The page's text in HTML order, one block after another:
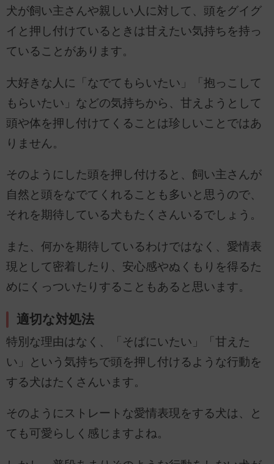
犬が飼い主さんや親しい人に対して、頭をグイグ
イと押し付けているときは甘えたい気持ちを持っ
ていることがあります。
大好きな人に「なでてもらいたい」「抱っこして
もらいたい」などの気持ちから、甘えようとして
頭や体を押し付けてくることは珍しいことではあ
りません。
そのようにした頭を押し付けると、飼い主さんが
自然と頭をなでてくれることも多いと思うので、
それを期待している犬もたくさんいるでしょう。
また、何かを期待しているわけではなく、愛情表
現として密着したり、安心感やぬくもりを得るた
めにくっついたりすることもあると思います。
適切な対処法
特別な理由はなく、「そばにいたい」「甘えた
い」という気持ちで頭を押し付けるような行動を
する犬はたくさんいます。
そのようにストレートな愛情表現をする犬は、と
ても可愛らしく感じますよね。